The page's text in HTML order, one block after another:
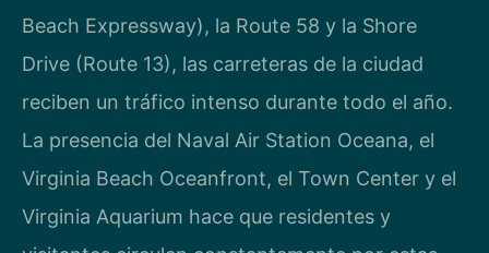
Beach Expressway), la Route 58 y la Shore
Drive (Route 13), las carreteras de la ciudad
reciben un tráfico intenso durante todo el año.
La presencia del Naval Air Station Oceana, el
Virginia Beach Oceanfront, el Town Center y el
Virginia Aquarium hace que residentes y